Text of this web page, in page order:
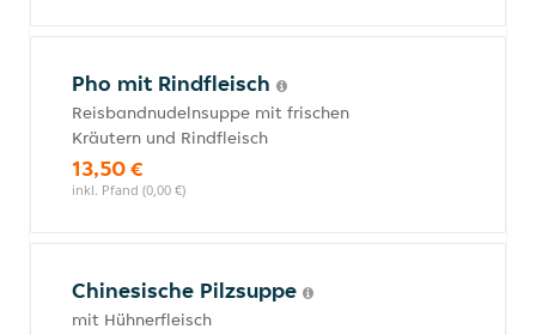
Pho mit Rindfleisch
Reisbandnudelnsuppe mit frischen
Kräutern und Rindfleisch
13,50 €
inkl. Pfand (0,00 €)
Chinesische Pilzsuppe
mit Hühnerfleisch